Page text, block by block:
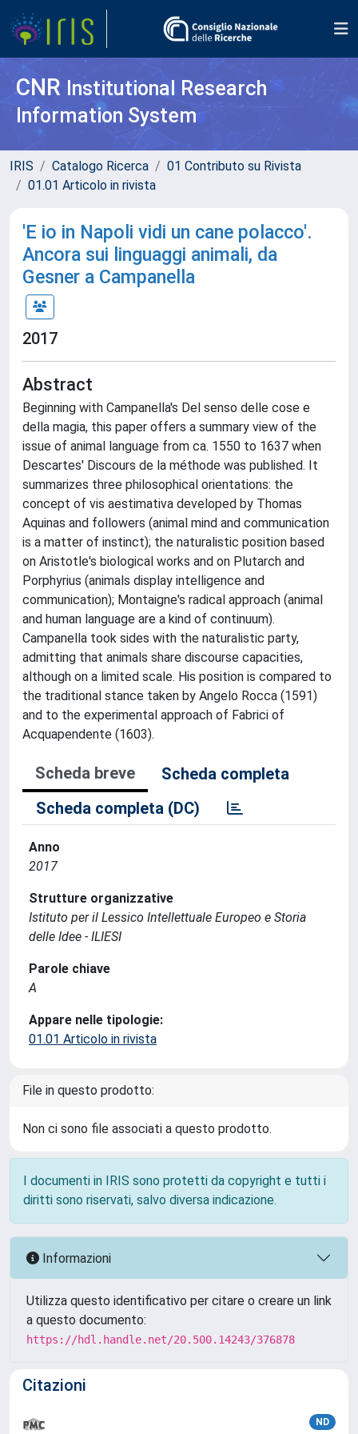
CNR Institutional Research
Information System
IRIS Catalogo Ricerca
01 Contributo su Rivista
01.01 Articolo in rivista
'E io in Napoli vidi un cane polacco'.
Ancora sui linguaggi animali, da
Gesner a Campanella
2017
Abstract
Beginning with Campanella's Del senso delle cose e
della magia, this paper offers a summary view of the
issue of animal language from ca. 1550 to 1637 when
Descartes' Discours de la méthode was published. It
summarizes three philosophical orientations: the
concept of vis aestimativa developed by Thomas
Aquinas and followers (animal mind and communication
is a matter of instinct); the naturalistic position based
on Aristotle's biological works and on Plutarch and
Porphyrius (animals display intelligence and
communication); Montaigne's radical approach (animal
and human language are a kind of continuum).
Campanella took sides with the naturalistic party,
admitting that animals share discourse capacities,
although on a limited scale. His position is compared to
the traditional stance taken by Angelo Rocca (1591)
and to the experimental approach of Fabrici of
Acquapendente (1603).
Scheda breve
Scheda completa
Scheda completa (DC)
Anno
2017
Strutture organizzative
Istituto per il Lessico Intellettuale Europeo e Storia
delle Idee - ILIESI
Parole chiave
A
Appare nelle tipologie:
01.01 Articolo in rivista
File in questo prodotto:
Non ci sono file associati a questo prodotto.
I documenti in IRIS sono protetti da copyright e tutti i
diritti sono riservati, salvo diversa indicazione.
Informazioni
Utilizza questo identificativo per citare o creare un link
a questo documento:
https://hdl.handle.net/20.500.14243/376878
Citazioni
ND